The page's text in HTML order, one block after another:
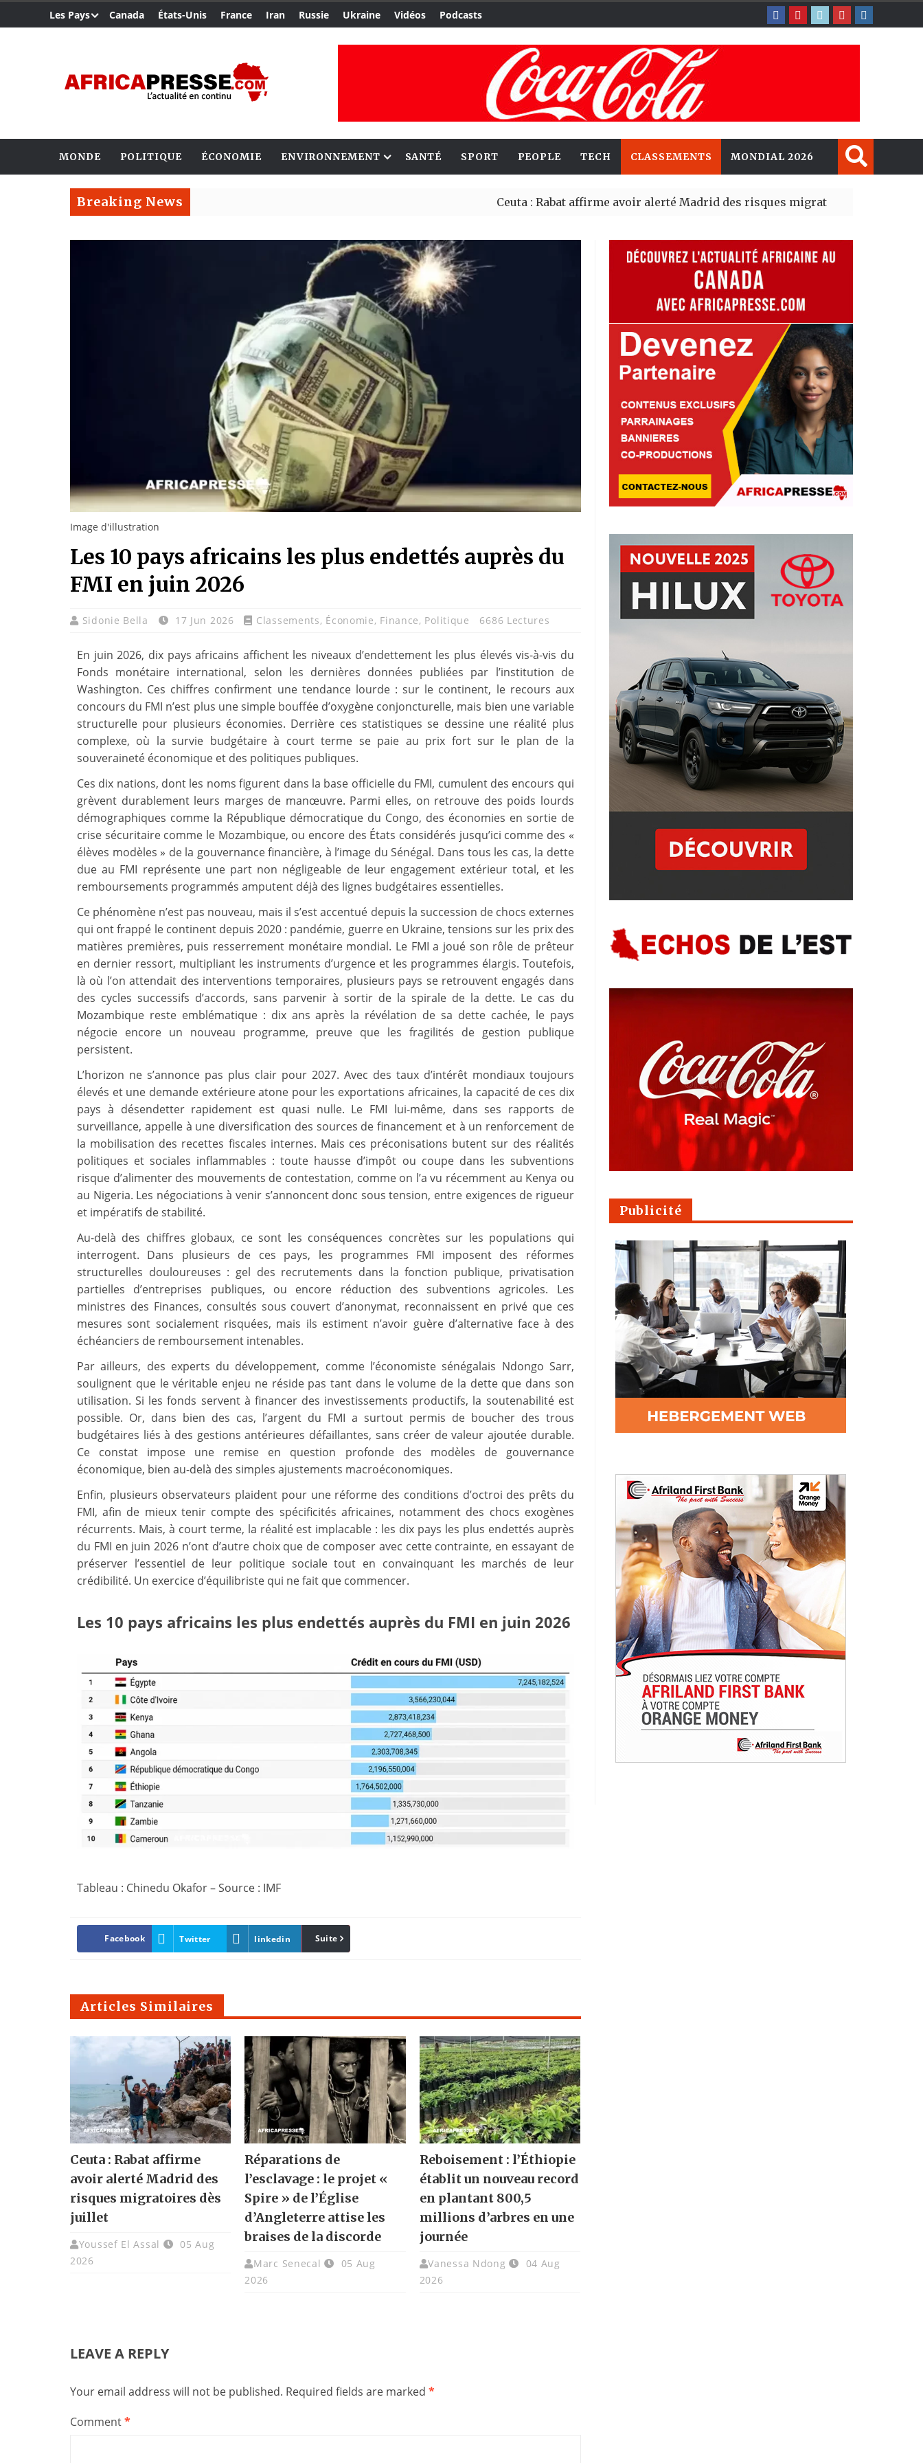
Les Pays Canada États-Unis France Iran Russie Ukraine Vidéos Podcasts
MONDE POLITIQUE ÉCONOMIE ENVIRONNEMENT SANTÉ SPORT PEOPLE TECH CLASSEMENTS MONDIAL 2026
Breaking News Ceuta : Rabat affirme avoir alerté Madrid des risques migratoires dès juillet
Image d'illustration
Les 10 pays africains les plus endettés auprès du
FMI en juin 2026
Sidonie Bella 17 Jun 2026 Classements, Économie, Finance, Politique 6686 Lectures
En juin 2026, dix pays africains affichent les niveaux d’endettement les plus élevés vis-à-vis du
Fonds monétaire international, selon les dernières données publiées par l’institution de
Washington. Ces chiffres confirment une tendance lourde : sur le continent, le recours aux
concours du FMI n’est plus une simple bouffée d’oxygène conjoncturelle, mais bien une variable
structurelle pour plusieurs économies. Derrière ces statistiques se dessine une réalité plus
complexe, où la survie budgétaire à court terme se paie au prix fort sur le plan de la
souveraineté économique et des politiques publiques.
Ces dix nations, dont les noms figurent dans la base officielle du FMI, cumulent des encours qui
grèvent durablement leurs marges de manœuvre. Parmi elles, on retrouve des poids lourds
démographiques comme la République démocratique du Congo, des économies en sortie de
crise sécuritaire comme le Mozambique, ou encore des États considérés jusqu’ici comme des «
élèves modèles » de la gouvernance financière, à l’image du Sénégal. Dans tous les cas, la dette
due au FMI représente une part non négligeable de leur engagement extérieur total, et les
remboursements programmés amputent déjà des lignes budgétaires essentielles.
Ce phénomène n’est pas nouveau, mais il s’est accentué depuis la succession de chocs externes
qui ont frappé le continent depuis 2020 : pandémie, guerre en Ukraine, tensions sur les prix des
matières premières, puis resserrement monétaire mondial. Le FMI a joué son rôle de prêteur
en dernier ressort, multipliant les instruments d’urgence et les programmes élargis. Toutefois,
là où l’on attendait des interventions temporaires, plusieurs pays se retrouvent engagés dans
des cycles successifs d’accords, sans parvenir à sortir de la spirale de la dette. Le cas du
Mozambique reste emblématique : dix ans après la révélation de sa dette cachée, le pays
négocie encore un nouveau programme, preuve que les fragilités de gestion publique
persistent.
L’horizon ne s’annonce pas plus clair pour 2027. Avec des taux d’intérêt mondiaux toujours
élevés et une demande extérieure atone pour les exportations africaines, la capacité de ces dix
pays à désendetter rapidement est quasi nulle. Le FMI lui-même, dans ses rapports de
surveillance, appelle à une diversification des sources de financement et à un renforcement de
la mobilisation des recettes fiscales internes. Mais ces préconisations butent sur des réalités
politiques et sociales inflammables : toute hausse d’impôt ou coupe dans les subventions
risque d’alimenter des mouvements de contestation, comme on l’a vu récemment au Kenya ou
au Nigeria. Les négociations à venir s’annoncent donc sous tension, entre exigences de rigueur
et impératifs de stabilité.
Au-delà des chiffres globaux, ce sont les conséquences concrètes sur les populations qui
interrogent. Dans plusieurs de ces pays, les programmes FMI imposent des réformes
structurelles douloureuses : gel des recrutements dans la fonction publique, privatisation
partielles d’entreprises publiques, ou encore réduction des subventions agricoles. Les
ministres des Finances, consultés sous couvert d’anonymat, reconnaissent en privé que ces
mesures sont socialement risquées, mais ils estiment n’avoir guère d’alternative face à des
échéanciers de remboursement intenables.
Par ailleurs, des experts du développement, comme l’économiste sénégalais Ndongo Sarr,
soulignent que le véritable enjeu ne réside pas tant dans le volume de la dette que dans son
utilisation. Si les fonds servent à financer des investissements productifs, la soutenabilité est
possible. Or, dans bien des cas, l’argent du FMI a surtout permis de boucher des trous
budgétaires liés à des gestions antérieures défaillantes, sans créer de valeur ajoutée durable.
Ce constat impose une remise en question profonde des modèles de gouvernance
économique, bien au-delà des simples ajustements macroéconomiques.
Enfin, plusieurs observateurs plaident pour une réforme des conditions d’octroi des prêts du
FMI, afin de mieux tenir compte des spécificités africaines, notamment des chocs exogènes
récurrents. Mais, à court terme, la réalité est implacable : les dix pays les plus endettés auprès
du FMI en juin 2026 n’ont d’autre choix que de composer avec cette contrainte, en essayant de
préserver l’essentiel de leur politique sociale tout en convainquant les marchés de leur
crédibilité. Un exercice d’équilibriste qui ne fait que commencer.
Les 10 pays africains les plus endettés auprès du FMI en juin 2026
Tableau : Chinedu Okafor – Source : IMF
Facebook Twitter linkedin Pinterest
Suite
Articles Similaires
Ceuta : Rabat affirme
avoir alerté Madrid des
risques migratoires dès
juillet
Youssef El Assal
05 Aug
2026
Réparations de
l’esclavage : le projet «
Spire » de l’Église
d’Angleterre attise les
braises de la discorde
Marc Senecal
05 Aug
2026
Reboisement : l’Éthiopie
établit un nouveau record
en plantant 800,5
millions d’arbres en une
journée
Vanessa Ndong
04 Aug
2026
LEAVE A REPLY
Your email address will not be published. Required fields are marked *
Comment*
Publicité